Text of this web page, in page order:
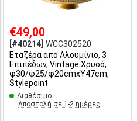
€49,00
[#40214] WCC302520
Εταζέρα απο Αλουμίνιο, 3
Επιπέδων, Vintage Χρυσό,
φ30/φ25/φ20cmxΥ47cm,
Stylepoint
Διαθέσιμο
Αποστολή σε 1-2 ημέρες